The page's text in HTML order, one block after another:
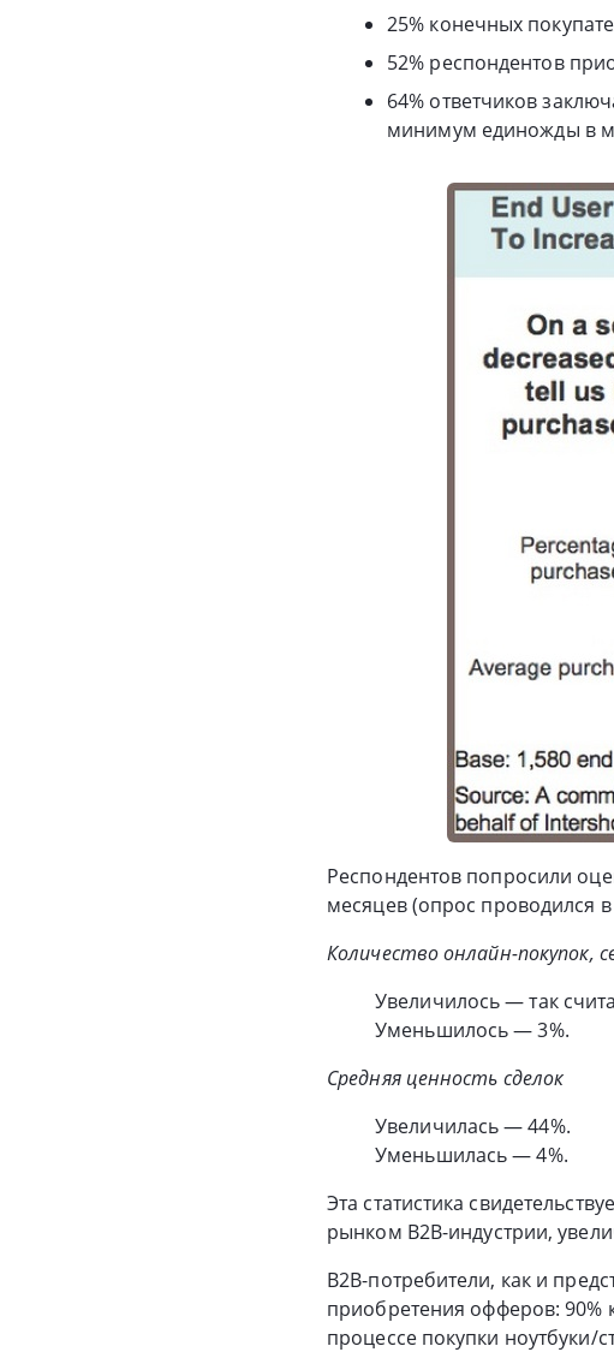
25% конечных
52% респондентов
64% ответчиков
минимум единожды в
Респондентов попросили
месяцев (опрос проводился в
Количество онлайн-покупок,
Увеличилось — так
Уменьшилось — 3%.
Средняя ценность сделок
Увеличилась — 44%.
Уменьшилась — 4%.
Эта статистика
рынком B2B-индустрии,
B2B-потребители, как и
приобретения офферов: 90%
процессе покупки